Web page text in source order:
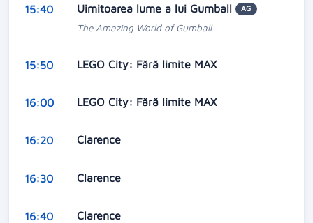
15:40 Uimitoarea lume a lui Gumball AG
The Amazing World of Gumball
15:50 LEGO City: Fără limite MAX
16:00 LEGO City: Fără limite MAX
16:20 Clarence
16:30 Clarence
16:40 Clarence